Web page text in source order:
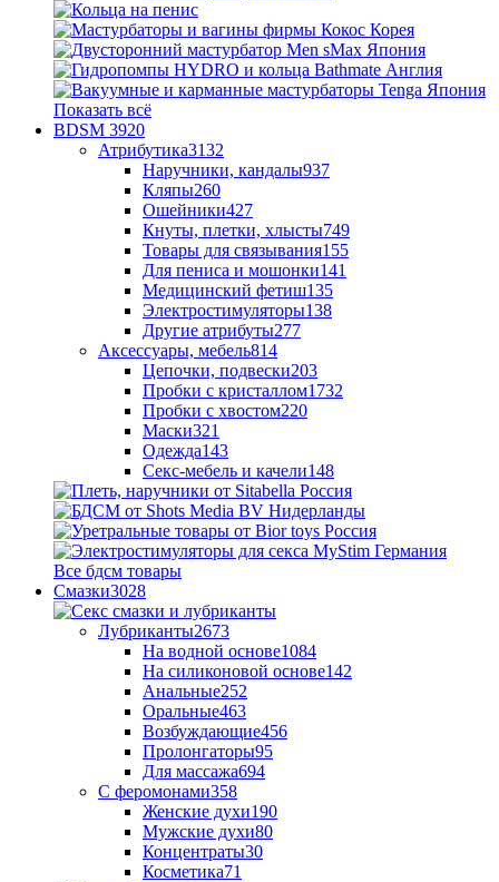
Показать всё
BDSM 3920
Атрибутика3132
Наручники, кандалы937
Кляпы260
Ошейники427
Кнуты, плетки, хлысты749
Товары для связывания155
Для пениса и мошонки141
Медицинский фетиш135
Электростимуляторы138
Другие атрибуты277
Аксессуары, мебель814
Цепочки, подвески203
Пробки с кристаллом1732
Пробки с хвостом220
Маски321
Одежда143
Секс-мебель и качели148
Все бдсм товары
Смазки3028
Лубриканты2673
На водной основе1084
На силиконовой основе142
Анальные252
Оральные463
Возбуждающие456
Пролонгаторы95
Для массажа694
С феромонами358
Женские духи190
Мужские духи80
Концентраты30
Косметика71